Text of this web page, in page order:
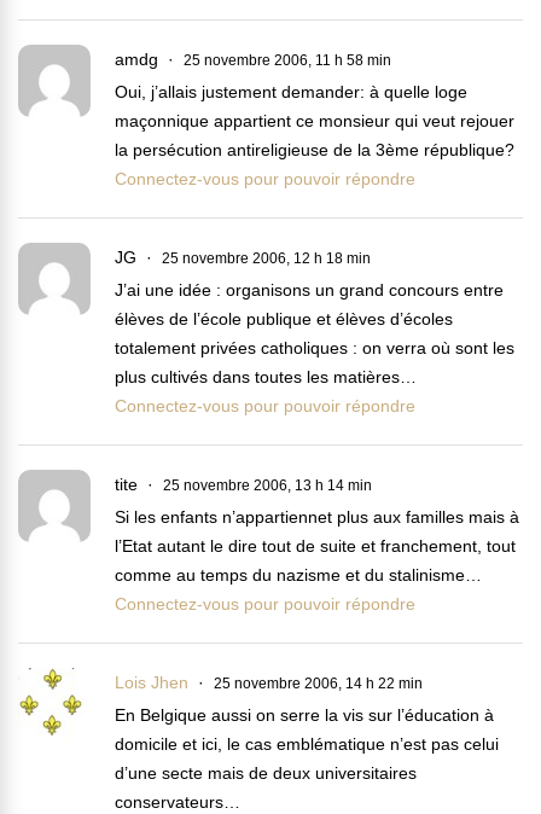
amdg 25 novembre 2006, 11 h 58 min
Oui, j’allais justement demander: à quelle loge
maçonnique appartient ce monsieur qui veut rejouer
la persécution antireligieuse de la 3ème république?
Connectez-vous pour pouvoir répondre
JG 25 novembre 2006, 12 h 18 min
J’ai une idée : organisons un grand concours entre
élèves de l’école publique et élèves d’écoles
totalement privées catholiques : on verra où sont les
plus cultivés dans toutes les matières…
Connectez-vous pour pouvoir répondre
tite 25 novembre 2006, 13 h 14 min
Si les enfants n’appartiennet plus aux familles mais à
l’Etat autant le dire tout de suite et franchement, tout
comme au temps du nazisme et du stalinisme…
Connectez-vous pour pouvoir répondre
Lois Jhen 25 novembre 2006, 14 h 22 min
En Belgique aussi on serre la vis sur l’éducation à
domicile et ici, le cas emblématique n’est pas celui
d’une secte mais de deux universitaires
conservateurs…